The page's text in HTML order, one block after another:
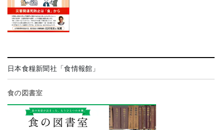
日本食糧新聞社「食情報館」
食の図書室